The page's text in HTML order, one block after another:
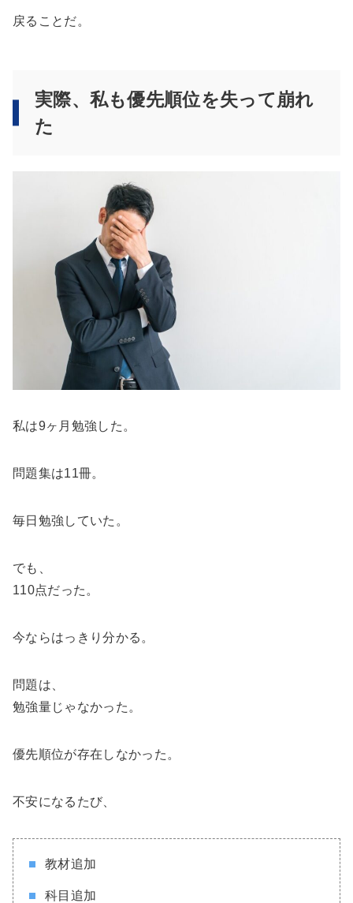
戻ることだ。
実際、私も優先順位を失って崩れ
た
私は9ヶ月勉強した。
問題集は11冊。
毎日勉強していた。
でも、
110点だった。
今ならはっきり分かる。
問題は、
勉強量じゃなかった。
優先順位が存在しなかった。
不安になるたび、
教材追加
科目追加